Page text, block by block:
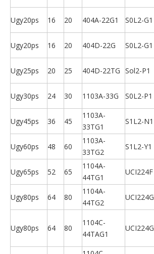
Ugy20ps
16 20 404A-22G1 S0L2-G1
Ugy20ps
16 20 404D-22G S0L2-G1
Ugy25ps
20 25 404D-22TG Sol2-P1
Ugy30ps
24 30 1103A-33G S0L2-P1
Ugy45ps
36 45
1103A-
33TG1
S1L2-N1
Ugy60ps
48 60
1103A-
33TG2
S1L2-Y1
Ugy65ps
52 65
1104A-
44TG1
UCI224F
Ugy80ps
64 80
1104A-
44TG2
UCI224G
Ugy80ps 64 80
1104C-
44TAG1
UCI224G